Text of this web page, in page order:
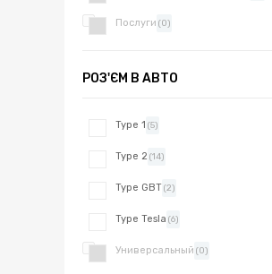
Послуги (0)
РОЗ'ЄМ В АВТО
Type 1 (5)
Type 2 (14)
Type GBT(2)
Type Tesla (6)
Универсальный (0)